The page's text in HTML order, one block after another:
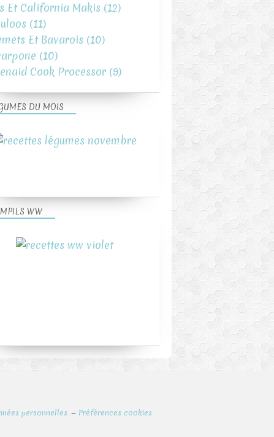
Et California Makis (12)
(11)
Et Bavarois (10)
(10)
Cook Processor (9)
DU MOIS
WW
personnelles Préférences cookies